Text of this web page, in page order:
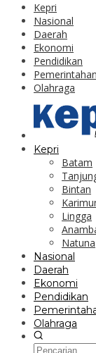
Kepri
Nasional
Daerah
Ekonomi
Pendidikan
Pemerintahan
Olahraga
Kepri
Batam
Bintan
Lingga
Natuna
Nasional
Daerah
Ekonomi
Pendidikan
Olahraga